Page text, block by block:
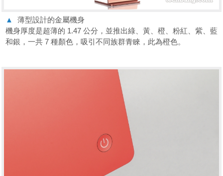
▲
薄型設計的金屬機身
機身厚度是超薄的 1.47 公分，並推出綠、黃、橙、粉紅、紫、藍
和銀，一共 7 種顏色，吸引不同族群青睞，此為橙色。